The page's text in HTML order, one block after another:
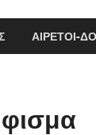
ΑΙΡΕΤΟΙ-